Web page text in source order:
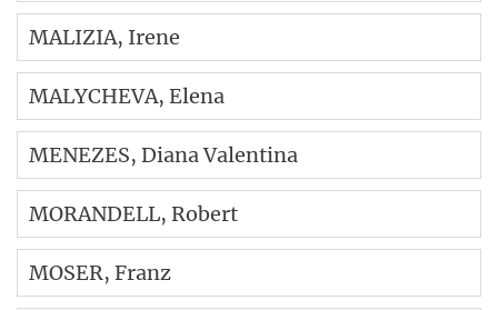
MALIZIA, Irene
MALYCHEVA, Elena
MENEZES, Diana Valentina
MORANDELL, Robert
MOSER, Franz